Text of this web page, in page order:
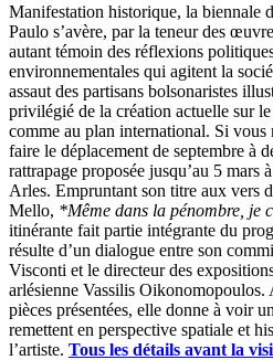
Manifestation historique, la biennale
Paulo s’avère, par la teneur des
autant témoin des réflexions
environnementales qui agitent la
assaut des partisans bolsonaristes
privilégié de la création actuelle sur
comme au plan international. Si vous
faire le déplacement de septembre à
rattrapage proposée jusqu’au 5 mars
Arles. Empruntant son titre aux vers
Mello, *Même dans la pénombre, je
itinérante fait partie intégrante du
résulte d’un dialogue entre son
Visconti et le directeur des
arlésienne Vassilis Oikonomopoulos.
pièces présentées, elle donne à voir
remettent en perspective spatiale et
l’artiste. Tous les détails avant la